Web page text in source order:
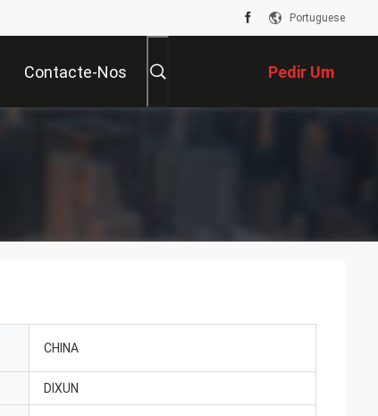
Portuguese
Contacte-Nos Pedir Um
Orçamento
CHINA
DIXUN